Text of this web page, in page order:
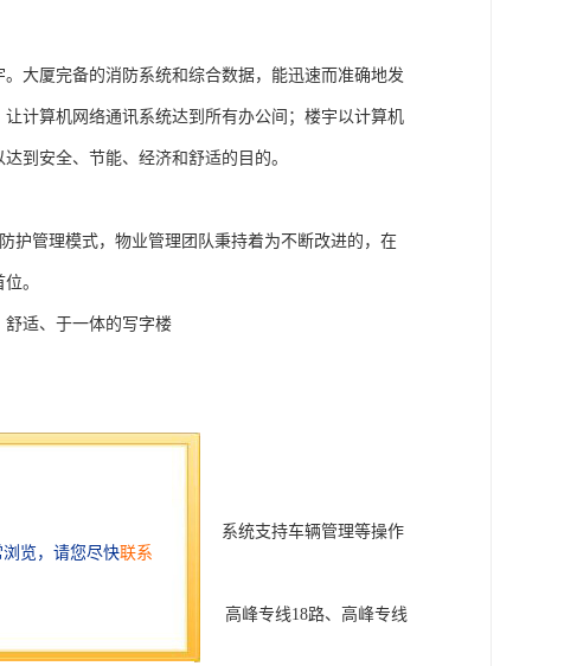
大厦完备的消防系统和综合数据，能迅速而准确地发
计算机网络通讯系统达到所有办公间；楼宇以计算机
到安全、节能、经济和舒适的目的。
护管理模式，物业管理团队秉持着为不断改进的，在
。
适、于一体的写字楼
紧急事件反应处理
能道闸实现自动抬杠，后台系统支持车辆管理等操作
、m435路、高峰专线119路、高峰专线18路、高峰专线